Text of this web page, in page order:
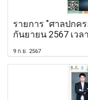
รายการ "ศาลปกค
กันยายน 2567 เวล
9 ก.ย. 2567